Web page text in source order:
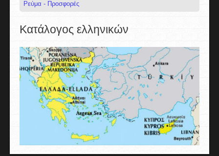
Ρεύμα - Προσφορές
Κατάλογος ελληνικών